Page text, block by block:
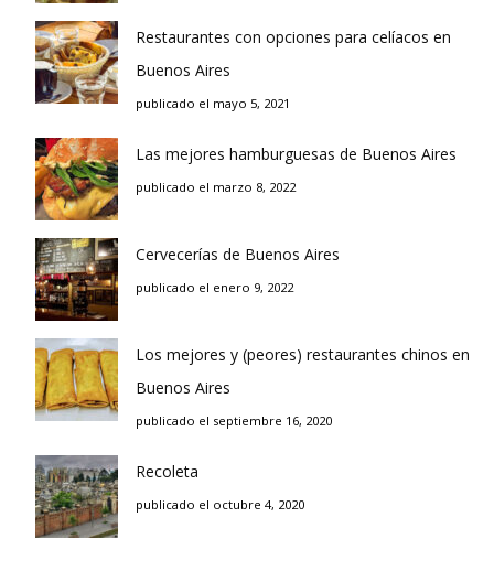
Restaurantes con opciones para celíacos en
Buenos Aires
publicado el mayo 5, 2021
Las mejores hamburguesas de Buenos Aires
publicado el marzo 8, 2022
Cervecerías de Buenos Aires
publicado el enero 9, 2022
Los mejores y (peores) restaurantes chinos en
Buenos Aires
publicado el septiembre 16, 2020
Recoleta
publicado el octubre 4, 2020